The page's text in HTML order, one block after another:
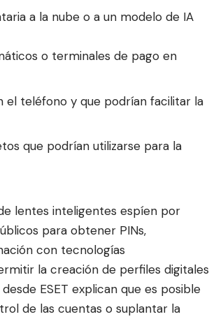
a la nube o a un modelo de IA
o terminales de pago en
el teléfono y que podrían facilitar la
que podrían utilizarse para la
lentes inteligentes espíen por
para obtener PINs,
con tecnologías
la creación de perfiles digitales
ESET explican que es posible
de las cuentas o suplantar la